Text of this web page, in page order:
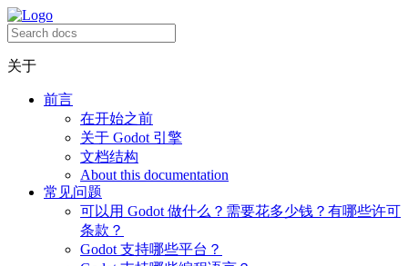
关于
前言
在开始之前
关于 Godot 引擎
文档结构
About this documentation
常见问题
可以用 Godot 做什么？需要花多少钱？有哪些许可
条款？
Godot 支持哪些平台？